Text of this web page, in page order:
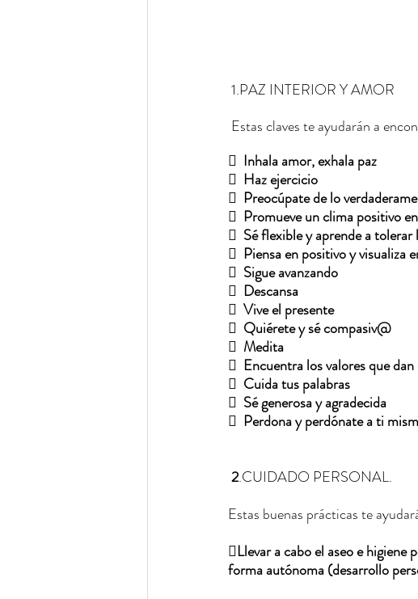
1.PAZ INTERIOR Y AMOR
Estas claves te ayudarán a
 Inhala amor, exhala paz
 Haz ejercicio
 Preocúpate de lo
 Promueve un clima positivo
 Sé flexible y aprende a
 Piensa en positivo y visualiza
 Sigue avanzando
 Descansa
 Vive el presente
 Quiérete y sé compasiv@
 Medita
 Encuentra los valores que
 Cuida tus palabras
 Sé generosa y agradecida
 Perdona y perdónate a ti
2.CUIDADO PERSONAL.
Estas buenas prácticas te
Llevar a cabo el aseo e
forma autónoma (desarrollo